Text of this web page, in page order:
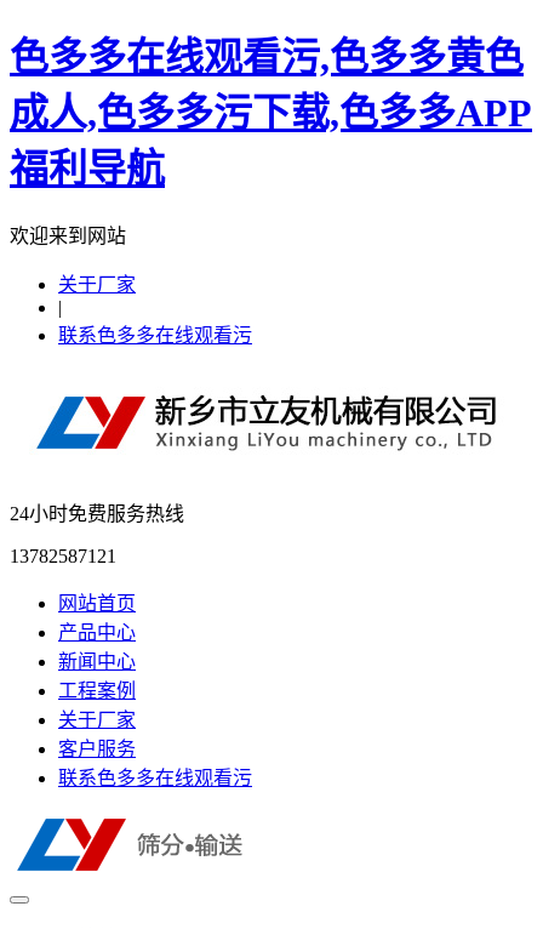
色多多在线观看污,色多多黄色
成人,色多多污下载,色多多APP
福利导航
欢迎来到网站
关于厂家
|
联系色多多在线观看污
24小时免费服务热线
13782587121
网站首页
产品中心
新闻中心
工程案例
关于厂家
客户服务
联系色多多在线观看污